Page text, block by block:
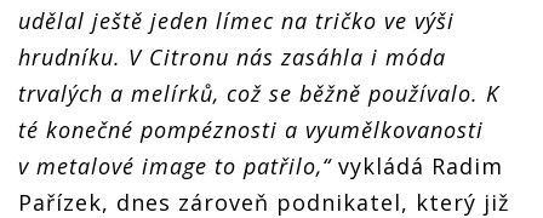
udělal ještě jeden límec na tričko ve výši
hrudníku. V Citronu nás zasáhla i móda
trvalých a melírků, což se běžně používalo. K
té konečné pompéznosti a vyumělkovanosti
v metalové image to patřilo,“vykládá Radim
Pařízek, dnes zároveň podnikatel, který již